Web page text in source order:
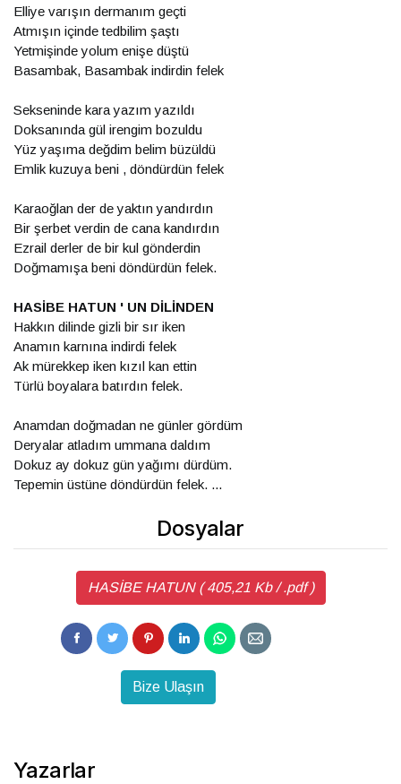
Elliye varışın dermanım geçti
Atmışın içinde tedbilim şaştı
Yetmişinde yolum enişe düştü
Basambak, Basambak indirdin felek
Sekseninde kara yazım yazıldı
Doksanında gül irengim bozuldu
Yüz yaşıma değdim belim büzüldü
Emlik kuzuya beni , döndürdün felek
Karaoğlan der de yaktın yandırdın
Bir şerbet verdin de cana kandırdın
Ezrail derler de bir kul gönderdin
Doğmamışa beni döndürdün felek.
HASİBE HATUN ' UN DİLİNDEN
Hakkın dilinde gizli bir sır iken
Anamın karnına indirdi felek
Ak mürekkep iken kızıl kan ettin
Türlü boyalara batırdın felek.
Anamdan doğmadan ne günler gördüm
Deryalar atladım ummana daldım
Dokuz ay dokuz gün yağımı dürdüm.
Tepemin üstüne döndürdün felek. ...
Dosyalar
HASİBE HATUN ( 405,21 Kb / .pdf )
Bize Ulaşın
Yazarlar